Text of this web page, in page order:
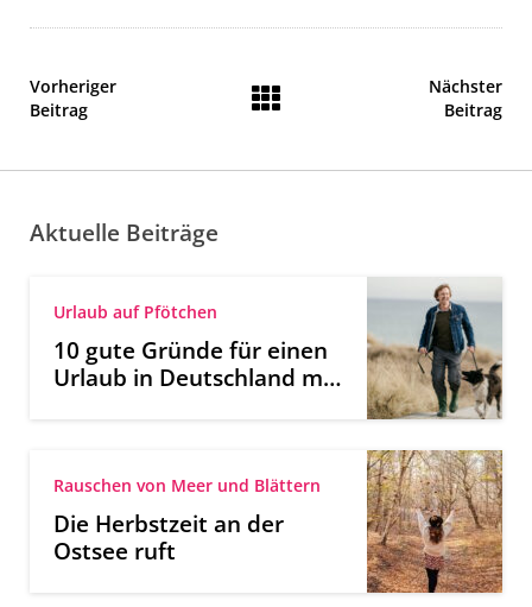
Vorheriger
Beitrag
Nächster
Beitrag
Aktuelle Beiträge
Urlaub auf Pfötchen
10 gute Gründe für einen
Urlaub in Deutschland mit
Rauschen von Meer und Blättern
Die Herbstzeit an der
Ostsee ruft